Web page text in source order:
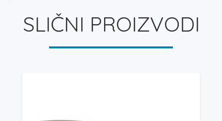
SLIČNI PROIZVODI